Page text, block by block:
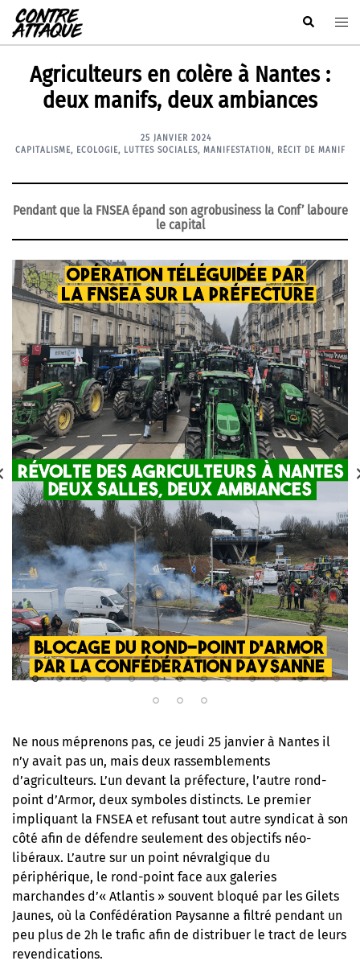
Aller
au
contenu
Rechercher
Agriculteurs en colère à Nantes :
deux manifs, deux ambiances
25 JANVIER 2024
CAPITALISME, ECOLOGIE, LUTTES SOCIALES, MANIFESTATION , RÉCIT DE MANIF
Pendant que la FNSEA épand son agrobusiness la Conf’ laboure
le capital
Ne nous méprenons pas, ce jeudi 25 janvier à Nantes il
n’y avait pas un, mais deux rassemblements
d’agriculteurs. L’un devant la préfecture, l’autre rond-
point d’Armor, deux symboles distincts. Le premier
impliquant la FNSEA et refusant tout autre syndicat à son
côté afin de défendre seulement des objectifs néo-
libéraux. L’autre sur un point névralgique du
périphérique, le rond-point face aux galeries
marchandes d’« Atlantis » souvent bloqué par les Gilets
Jaunes, où la Confédération Paysanne a filtré pendant un
peu plus de 2h le trafic afin de distribuer le tract de leurs
revendications.